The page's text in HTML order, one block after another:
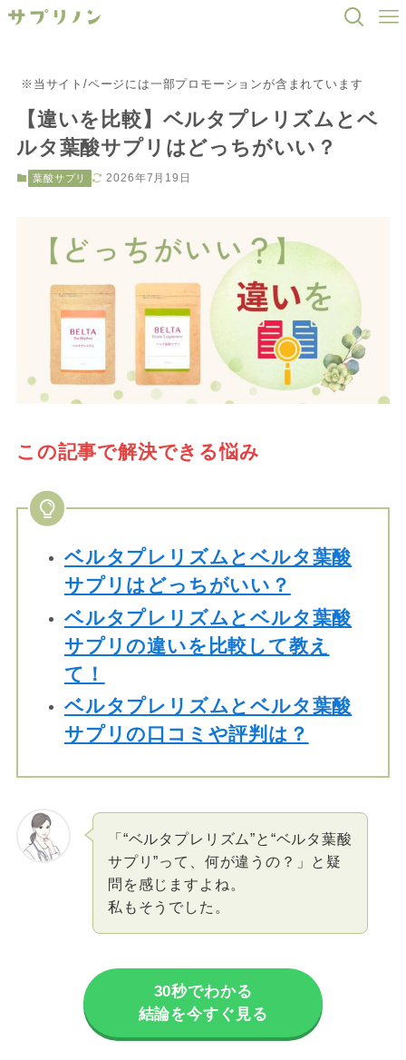
※当サイト/ページには一部プロモーションが含まれています
【違いを比較】ベルタプレリズムとベ
ルタ葉酸サプリはどっちがいい？
葉酸サプリ 2026年7月19日
この記事で解決できる悩み
ベルタプレリズムとベルタ葉酸
サプリはどっちがいい？
ベルタプレリズムとベルタ葉酸
サプリの違いを比較して教え
て！
ベルタプレリズムとベルタ葉酸
サプリの口コミや評判は？
「“ベルタプレリズム”と“ベルタ葉酸
サプリ”って、何が違うの？」と疑
問を感じますよね。
私もそうでした。
30秒でわかる
結論を今すぐ見る